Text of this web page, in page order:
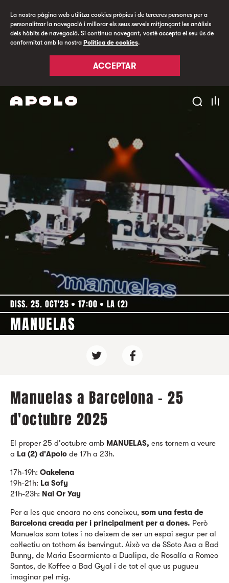
La nostra pàgina web utilitza cookies pròpies i de terceres persones per a
personalitzar la navegació i millorar els seus serveis mitjançant les anàlisis
dels hàbits de navegació. Si continua navegant, vostè accepta el seu ús de
conformitat amb la nostra Política de cookies.
ACCEPTAR
DISS. 25. OCT'25 17:00 LA (2)
MANUELAS
Manuelas a Barcelona - 25
d'octubre 2025
El proper 25 d'octubre amb MANUELAS, ens tornem a veure
a La (2) d'Apolo de 17h a 23h.
17h-19h: Oakelena
19h-21h: La Sofy
21h-23h: Nai Or Yay
Per a les que encara no ens coneixeu, som una festa de
Barcelona creada per i principalment per a dones. Però
Manuelas som totes i no deixem de ser un espai segur per al
col·lectiu on tothom és benvingut. Això va de SSoto Asa a Bad
Bunny, de Maria Escarmiento a Dualipa, de Rosalía a Romeo
Santos, de Koffee a Bad Gyal i de tot el que us pugueu
imaginar pel mig.